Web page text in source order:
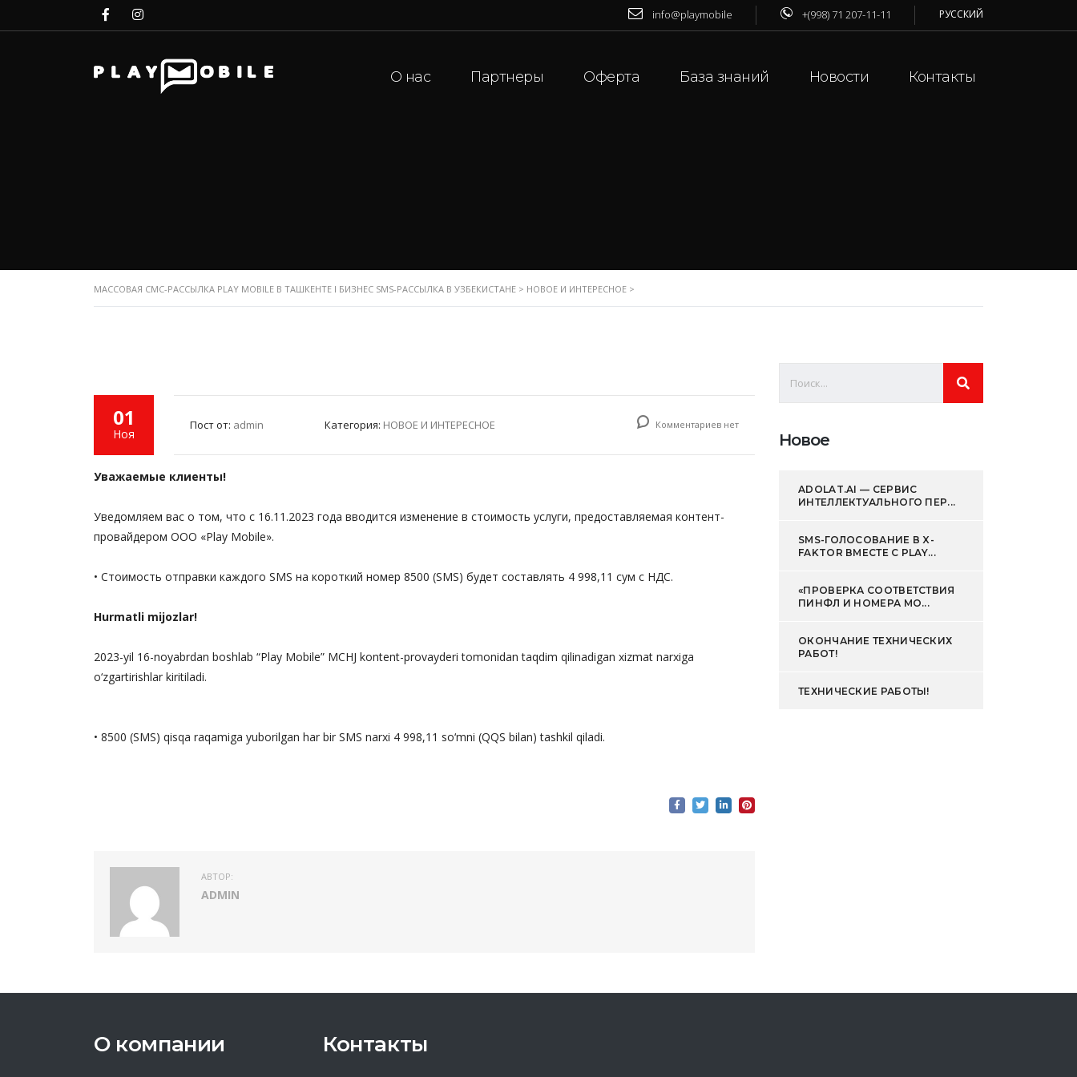
info@playmobile +(998) 71 207-11-11 РУССКИЙ
О нас Партнеры Оферта База знаний Новости Контакты
МАССОВАЯ СМС-РАССЫЛКА PLAY MOBILE В ТАШКЕНТЕ I БИЗНЕС SMS-РАССЫЛКА В УЗБЕКИСТАНЕ > НОВОЕ И ИНТЕРЕСНОЕ >
01
Ноя
Пост от: admin Категория: НОВОЕ И ИНТЕРЕСНОЕ Комментариев нет
Уважаемые клиенты!
Уведомляем вас о том, что с 16.11.2023 года вводится изменение в стоимость услуги, предоставляемая контент-
провайдером ООО «Play Mobile».
• Стоимость отправки каждого SMS на короткий номер 8500 (SMS) будет составлять 4 998,11 сум с НДС.
Hurmatli mijozlar!
2023-yil 16-noyabrdan boshlab “Play Mobile” MCHJ kontent-provayderi tomonidan taqdim qilinadigan xizmat narxiga
o‘zgartirishlar kiritiladi.
• 8500 (SMS) qisqa raqamiga yuborilgan har bir SMS narxi 4 998,11 so‘mni (QQS bilan) tashkil qiladi.
АВТОР:
ADMIN
Новое
ADOLAT.AI — СЕРВИС
ИНТЕЛЛЕКТУАЛЬНОГО ПЕР...
SMS-ГОЛОСОВАНИЕ В X-
FAKTOR ВМЕСТЕ С PLAY...
«ПРОВЕРКА СООТВЕТСТВИЯ
ПИНФЛ И НОМЕРА МО...
ОКОНЧАНИЕ ТЕХНИЧЕСКИХ
РАБОТ!
ТЕХНИЧЕСКИЕ РАБОТЫ!
О компании Контакты